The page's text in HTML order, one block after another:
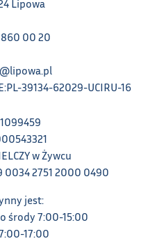
Lipowa
00 20
39134-62029-UCIRU-16
w Żywcu
0034 2751 2000 0490
jest:
środy 7:00-15:00
17:00